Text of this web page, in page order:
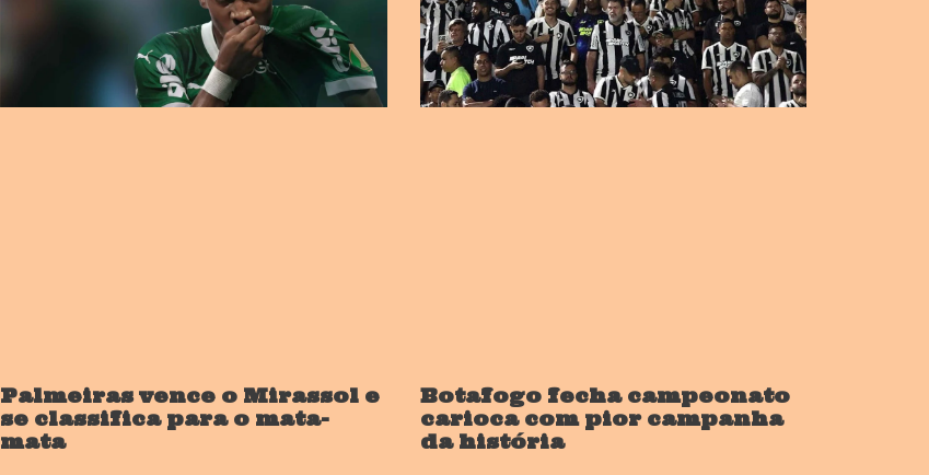
Palmeiras vence o Mirassol e
se classifica para o mata-
mata
Botafogo fecha campeonato
carioca com pior campanha
da história